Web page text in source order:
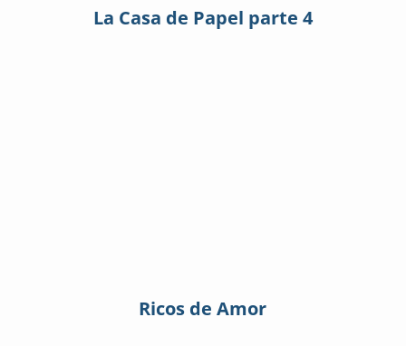
La Casa de Papel parte 4
Ricos de Amor